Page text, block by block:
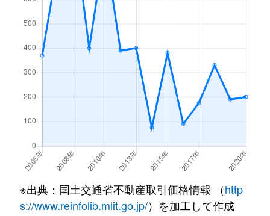
※出典：国土交通省不動産取引価格情報 （http
s://www.reinfolib.mlit.go.jp/）を加工して作成